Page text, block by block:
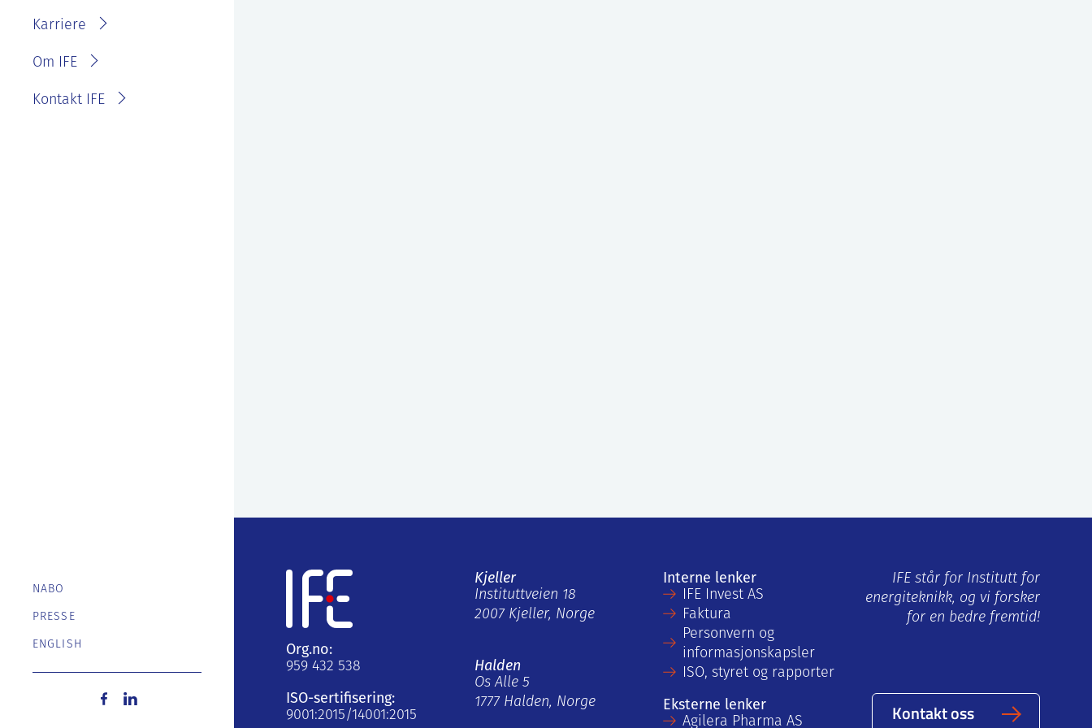
Karriere
Om IFE
Personvernerklæring for
Kontakt IFE
Fakturainformasjon
Varsling eller melde
NABO
PRESSE
ENGLISH Org.no:
959 432 538
ISO-sertifisering:
9001:2015/14001:2015
Kjeller
Instituttveien 18
2007 Kjeller, Norge
Halden
Os Alle 5
1777 Halden, Norge
Interne lenker
IFE Invest AS
Faktura
Personvern og
informasjonskapsler
ISO, styret og rapporter
Eksterne lenker
Agilera Pharma AS
IFE står for Institutt for
energiteknikk, og vi forsker
for en bedre fremtid!
Kontakt oss